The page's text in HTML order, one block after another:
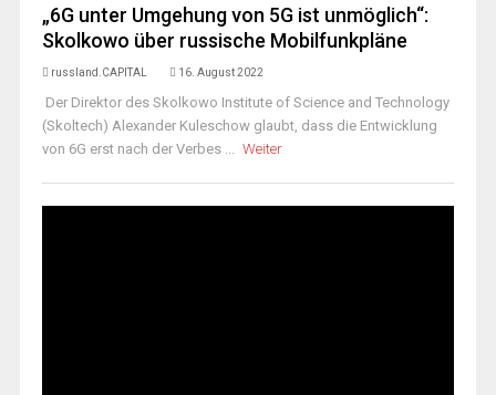
„6G unter Umgehung von 5G ist unmöglich“:
Skolkowo über russische Mobilfunkpläne
russland.CAPITAL 16. August 2022
Der Direktor des Skolkowo Institute of Science and Technology
(Skoltech) Alexander Kuleschow glaubt, dass die Entwicklung
von 6G erst nach der Verbes ... Weiter